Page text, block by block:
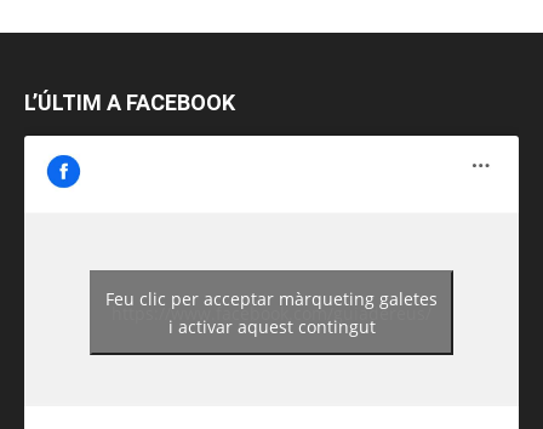
L’ÚLTIM A FACEBOOK
https://www.facebook.com/guiadereus/
Feu clic per acceptar màrqueting galetes
i activar aquest contingut